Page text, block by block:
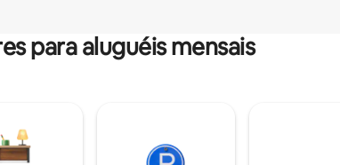
para aluguéis mensais